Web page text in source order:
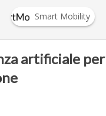
Smart Mobility
artificiale per